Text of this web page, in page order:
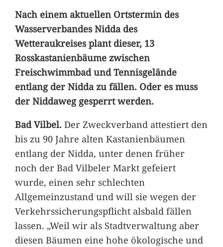
Nach einem aktuellen Ortstermin des
Wasserverbandes Nidda des
Wetteraukreises plant dieser, 13
Rosskastanienbäume zwischen
Freischwimmbad und Tennisgelände
entlang der Nidda zu fällen. Oder es muss
der Niddaweg gesperrt werden.
Bad Vilbel.Der Zweckverband attestiert den
bis zu 90 Jahre alten Kastanienbäumen
entlang der Nidda, unter denen früher
noch der Bad Vilbeler Markt gefeiert
wurde, einen sehr schlechten
Allgemeinzustand und will sie wegen der
Verkehrssicherungspflicht alsbald fällen
lassen. „Weil wir als Stadtverwaltung aber
diesen Bäumen eine hohe ökologische und